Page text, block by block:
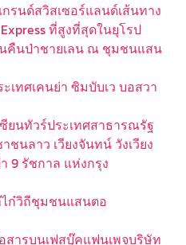
รนด์สวิสเซอร์แลนด์เส้นทาง
ที่สูงที่สุดในยุโรป
คืนป่าชายเลน ณ ชุมชนแสน
เทศเคนย่า ซิมบับเว บอสวา
ยนทัวร์ประเทศสาธารณรัฐ
ชนลาว เวียงจันทน์ วังเวียง
9 รัชกาล แห่งกรุง
ไก๋วิถีชุมชนแสนตอ
ารบนเฟสบุ๊คแฟนเพจบริษัท